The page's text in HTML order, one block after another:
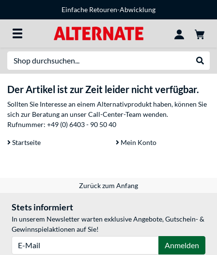
Einfache Retouren-Abwicklung
Der Artikel ist zur Zeit leider nicht verfügbar.
Sollten Sie Interesse an einem Alternativprodukt haben, können Sie
sich zur Beratung an unser Call-Center-Team wenden.
Rufnummer: +49 (0) 6403 - 90 50 40
Startseite Mein Konto
Zurück zum Anfang
Stets informiert
In unserem Newsletter warten exklusive Angebote, Gutschein- &
Gewinnspielaktionen auf Sie!
Anmelden